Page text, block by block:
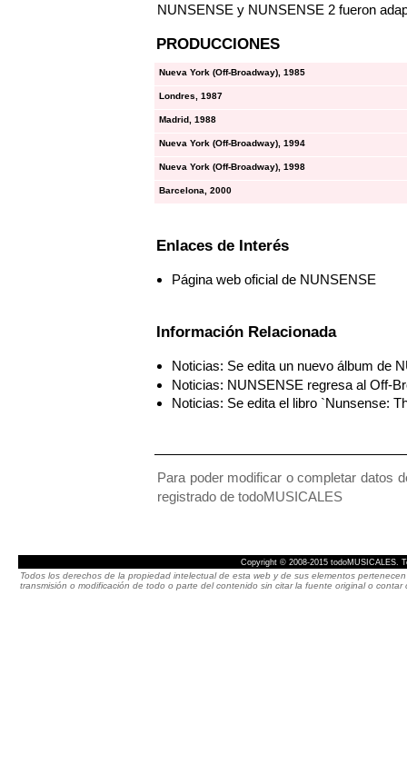
NUNSENSE y NUNSENSE 2 fueron
PRODUCCIONES
Nueva York (Off-Broadway), 1985
Londres, 1987
Madrid, 1988
Nueva York (Off-Broadway), 1994
Nueva York (Off-Broadway), 1998
Barcelona, 2000
Enlaces de Interés
Página web oficial de NUNSENSE
Información Relacionada
Noticias: Se edita un nuevo álbum de
Noticias: NUNSENSE regresa al Off-
Noticias: Se edita el libro `Nunsense:
Para poder modificar o completar datos
registrado de todoMUSICALES
Copyright © 2008-2015 todoMUSICALES.
Todos los derechos de la propiedad intelectual de esta web y de sus elementos
transmisión o modificación de todo o parte del contenido sin citar la fuente original o